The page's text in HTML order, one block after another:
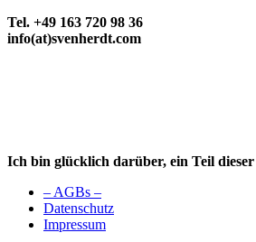
Tel. +49 163 720 98 36
info(at)svenherdt.com
Ich bin glücklich darüber, ein Teil
– AGBs –
Datenschutz
Impressum